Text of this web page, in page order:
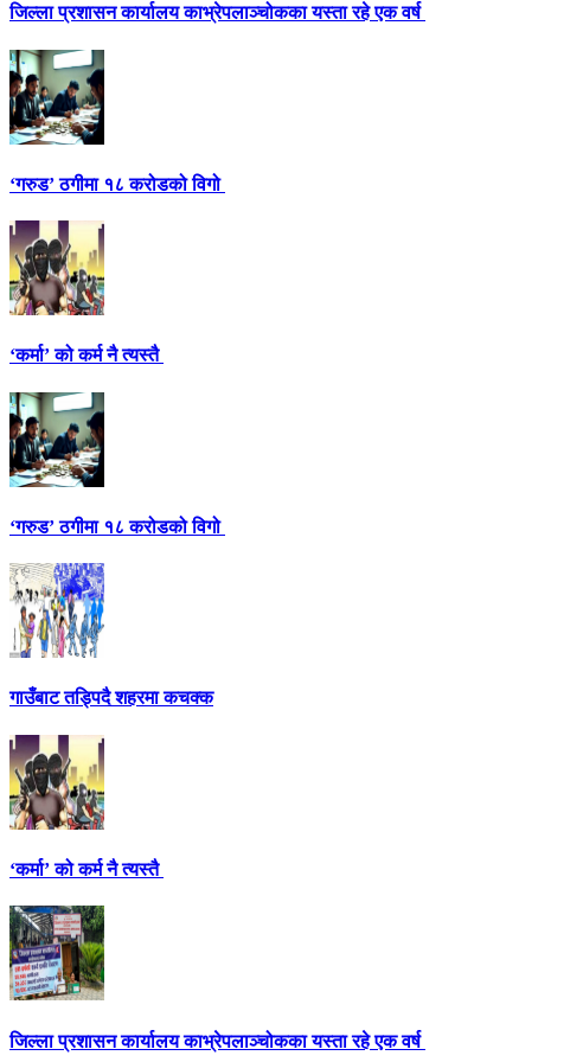
जिल्ला प्रशासन कार्यालय काभ्रेपलाञ्चोकका यस्ता रहे एक वर्ष
‘गरुड’ ठगीमा १८ करोडको विगो
‘कर्मा’ को कर्म नै त्यस्तै
‘गरुड’ ठगीमा १८ करोडको विगो
गाउँबाट तड्पिदै शहरमा कचक्क
‘कर्मा’ को कर्म नै त्यस्तै
जिल्ला प्रशासन कार्यालय काभ्रेपलाञ्चोकका यस्ता रहे एक वर्ष